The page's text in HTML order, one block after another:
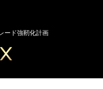
ード強靭化計画